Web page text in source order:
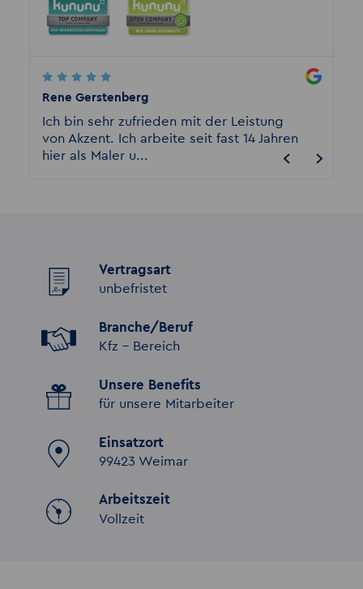
Rene Gerstenberg
Ich bin sehr zufrieden mit der Leistung
von Akzent. Ich arbeite seit fast 14 Jahren
hier als Maler u...
Vertragsart
unbefristet
Branche/Beruf
Kfz - Bereich
Unsere Benefits
für unsere Mitarbeiter
Einsatzort
99423 Weimar
Arbeitszeit
Vollzeit